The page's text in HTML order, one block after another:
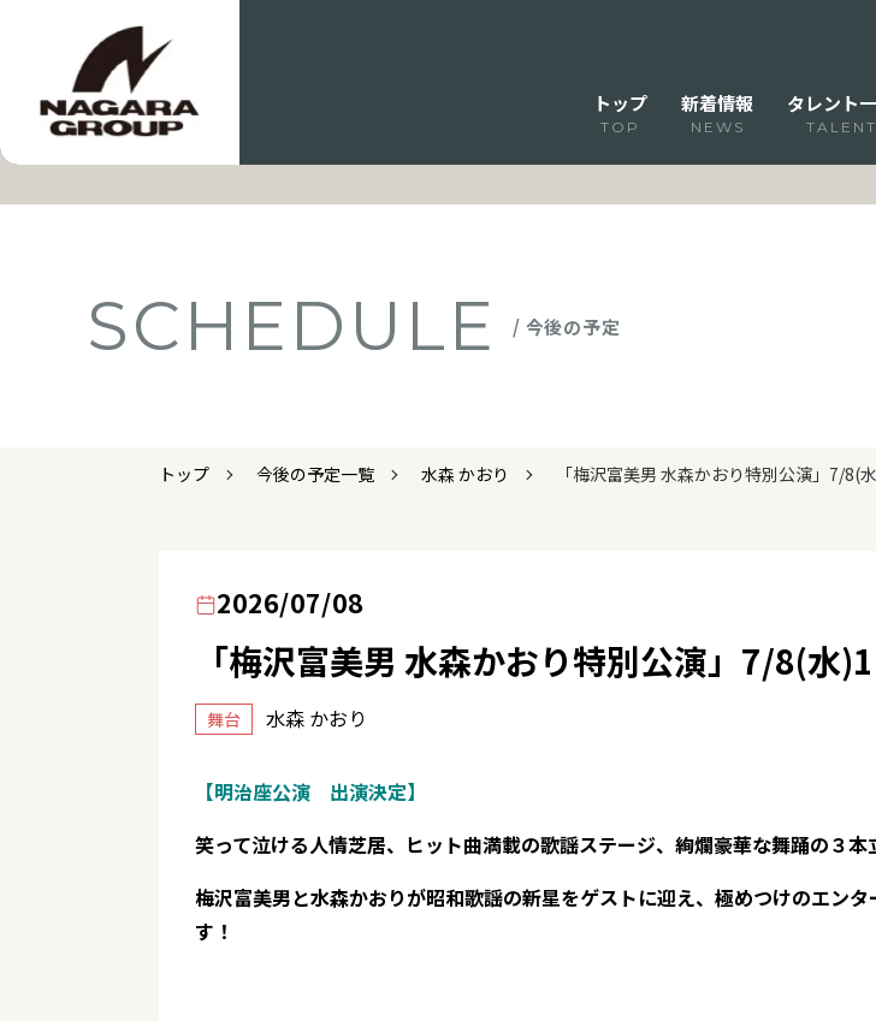
トップ
TOP
新着情報
NEWS
タレント
TALENT
SCHEDULE / 今後の予定
トップ 今後の予定一覧 水森 かおり 「梅沢富美男 水森かおり特別公演」7/8(
2026/07/08
「梅沢富美男 水森かおり特別公演」7/8(水
舞台 水森 かおり
【明治座公演 出演決定】
笑って泣ける人情芝居、ヒット曲満載の歌謡ステージ、絢爛豪華な舞踊の３
梅沢富美男と水森かおりが昭和歌謡の新星をゲストに迎え、極めつけのエン
す！